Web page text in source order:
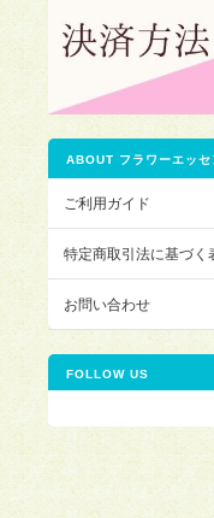
ABOUT フラワーエッ
ご利用ガイド
特定商取引法に基づく
お問い合わせ
FOLLOW US